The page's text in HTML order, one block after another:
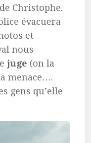
Christophe.
évacuera
et
nous
juge (on la
menace….
gens qu’elle